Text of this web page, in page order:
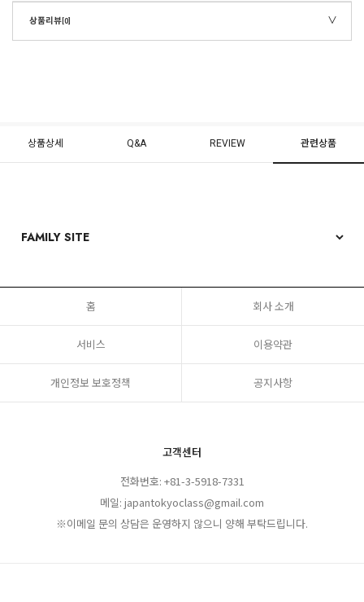
상품리뷰[0]
상품상세 Q&A REVIEW 관련상품
홈 회사 소개
서비스 이용약관
개인정보 보호정책 공지사항
고객센터
전화번호: +81-3-5918-7331
메일: japantokyoclass@gmail.com
※이메일 문의 상담은 운영하지 않으니 양해 부탁드립니다.